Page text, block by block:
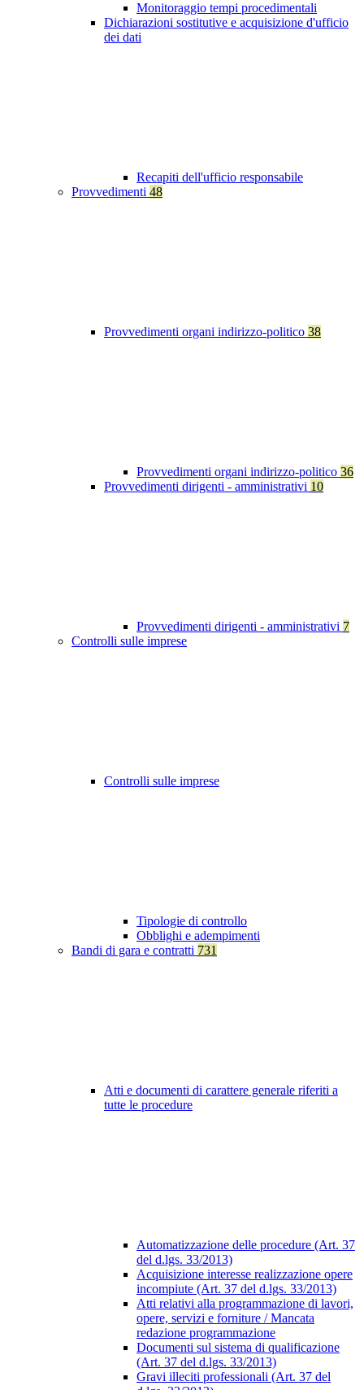
Monitoraggio tempi procedimentali
Dichiarazioni sostitutive e acquisizione d'ufficio
dei dati
Recapiti dell'ufficio responsabile
Provvedimenti 48
Provvedimenti organi indirizzo-politico 38
Provvedimenti organi indirizzo-politico 36
Provvedimenti dirigenti - amministrativi 10
Provvedimenti dirigenti - amministrativi 7
Controlli sulle imprese
Controlli sulle imprese
Tipologie di controllo
Obblighi e adempimenti
Bandi di gara e contratti 731
Atti e documenti di carattere generale riferiti a
tutte le procedure
Automatizzazione delle procedure (Art. 37
del d.lgs. 33/2013)
Acquisizione interesse realizzazione opere
incompiute (Art. 37 del d.lgs. 33/2013)
Atti relativi alla programmazione di lavori,
opere, servizi e forniture / Mancata
redazione programmazione
Documenti sul sistema di qualificazione
(Art. 37 del d.lgs. 33/2013)
Gravi illeciti professionali (Art. 37 del